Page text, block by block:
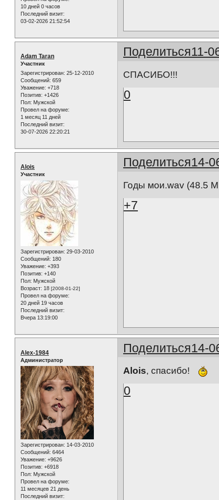
10 дней 0 часов
Последний визит:
03-02-2026 21:52:54
Поделиться11-
Adam Taran
Участник
Зарегистрирован: 25-12-2010
Сообщений: 659
Уважение: +718
Позитив: +1426
Пол: Мужской
Провел на форуме:
1 месяц 11 дней
Последний визит:
30-07-2026 22:20:21
СПАСИБО!!!
0
Поделиться14-
Alois
Участник
Зарегистрирован: 29-03-2010
Сообщений: 180
Уважение: +393
Позитив: +140
Пол: Мужской
Возраст: 18 [2008-01-22]
Провел на форуме:
20 дней 19 часов
Последний визит:
Вчера 13:19:00
Годы мои.wav (48.5
+7
Поделиться14-
Alex-1984
Администратор
Зарегистрирован: 14-03-2010
Сообщений: 6464
Уважение: +9626
Позитив: +6918
Пол: Мужской
Провел на форуме:
11 месяцев 21 день
Последний визит:
Alois, спасибо!
0